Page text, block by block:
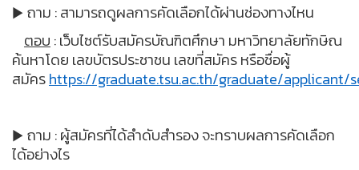
▶ ถาม : สามารถดูผลการคัดเลือกได้ผ่านช่องทางไหน
ตอบ : เว็บไซต์รับสมัครบัณฑิตศึกษา มหาวิทยาลัยทักษิณ
ค้นหาโดย เลขบัตรประชาชน เลขที่สมัคร หรือชื่อผู้
สมัครhttps://graduate.tsu.ac.th/graduate/applicant/
▶ ถาม : ผู้สมัครที่ได้ลำดับสำรอง จะทราบผลการคัดเลือก
ได้อย่างไร